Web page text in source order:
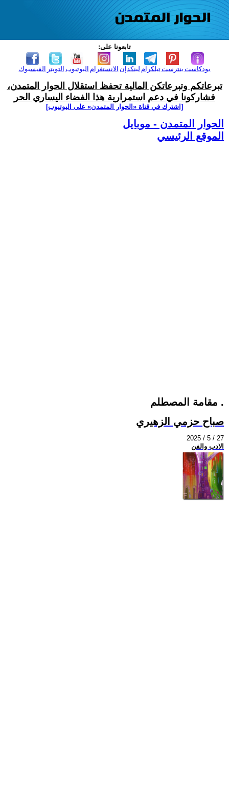
تابعونا على:
الفيسبوك التويتر اليوتيوب الانستغرام لينكدإن تيلكرامبنترست بودكاست
تبرعاتكم وتبرعاتكن المالية تحفظ استقلال الحوار المتمدن،
فشاركونا في دعم استمرارية هذا الفضاء اليساري الحر
[اشترك في قناة ‫«الحوار المتمدن» على اليوتيوب]
الحوار المتمدن - موبايل
الموقع الرئيسي
مقامة المصطلم .
صباح حزمي الزهيري
2025 / 5 / 27
الادب والفن